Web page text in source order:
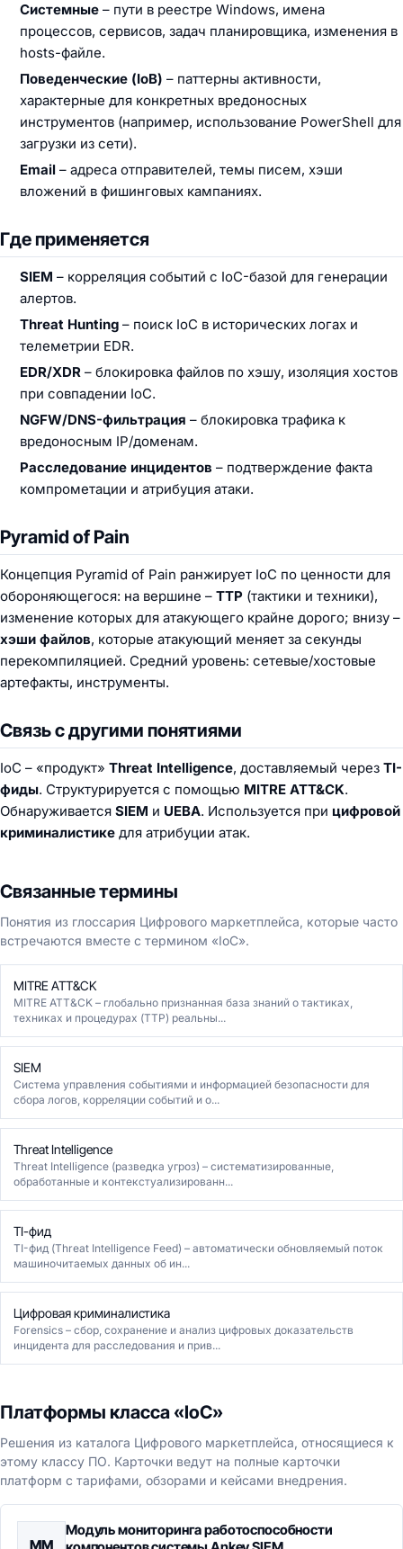
Системные – пути в реестре Windows, имена
процессов, сервисов, задач планировщика, изменения в
hosts-файле.
Поведенческие (IoB) – паттерны активности,
характерные для конкретных вредоносных
инструментов (например, использование PowerShell для
загрузки из сети).
Email – адреса отправителей, темы писем, хэши
вложений в фишинговых кампаниях.
Где применяется
SIEM – корреляция событий с IoC-базой для генерации
алертов.
Threat Hunting – поиск IoC в исторических логах и
телеметрии EDR.
EDR/XDR – блокировка файлов по хэшу, изоляция хостов
при совпадении IoC.
NGFW/DNS-фильтрация – блокировка трафика к
вредоносным IP/доменам.
Расследование инцидентов – подтверждение факта
компрометации и атрибуция атаки.
Pyramid of Pain
Концепция Pyramid of Pain ранжирует IoC по ценности для
обороняющегося: на вершине – TTP (тактики и техники),
изменение которых для атакующего крайне дорого; внизу –
хэши файлов, которые атакующий меняет за секунды
перекомпиляцией. Средний уровень: сетевые/хостовые
артефакты, инструменты.
Связь с другими понятиями
IoC – «продукт» Threat Intelligence, доставляемый через TI-
фиды. Структурируется с помощью MITRE ATT&CK.
Обнаруживается SIEM и UEBA. Используется при цифровой
криминалистике для атрибуции атак.
Связанные термины
Понятия из глоссария Цифрового маркетплейса, которые часто
встречаются вместе с термином «IoC».
MITRE ATT&CK
MITRE ATT&CK – глобально признанная база знаний о тактиках,
техниках и процедурах (TTP) реальны...
SIEM
Система управления событиями и информацией безопасности для
сбора логов, корреляции событий и о...
Threat Intelligence
Threat Intelligence (разведка угроз) – систематизированные,
обработанные и контекстуализированн...
TI-фид
TI-фид (Threat Intelligence Feed) – автоматически обновляемый поток
машиночитаемых данных об ин...
Цифровая криминалистика
Forensics – сбор, сохранение и анализ цифровых доказательств
инцидента для расследования и прив...
Платформы класса «IoC»
Решения из каталога Цифрового маркетплейса, относящиеся к
этому классу ПО. Карточки ведут на полные карточки
платформ с тарифами, обзорами и кейсами внедрения.
ММ
Модуль мониторинга работоспособности